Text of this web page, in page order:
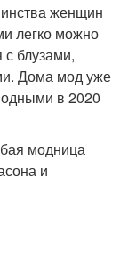
женщин
легко можно
блузами,
Дома мод уже
в 2020
модница
и